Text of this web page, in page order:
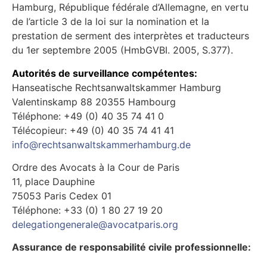
Hamburg, République fédérale d’Allemagne, en vertu
de l’article 3 de la loi sur la nomination et la
prestation de serment des interprètes et traducteurs
du 1er septembre 2005 (HmbGVBI. 2005, S.377).
Autorités de surveillance compétentes:
Hanseatische Rechtsanwaltskammer Hamburg
Valentinskamp 88 20355 Hambourg
Téléphone: +49 (0) 40 35 74 41 0
Télécopieur: +49 (0) 40 35 74 41 41
info@rechtsanwaltskammerhamburg.de
Ordre des Avocats à la Cour de Paris
11, place Dauphine
75053 Paris Cedex 01
Téléphone: +33 (0) 1 80 27 19 20
delegationgenerale@avocatparis.org
Assurance de responsabilité civile professionnelle: